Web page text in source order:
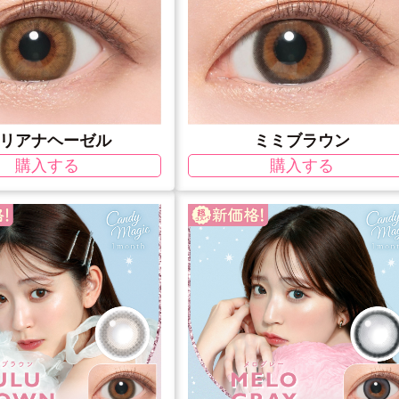
アナヘーゼル
購入する
ミミブラウン
購入する